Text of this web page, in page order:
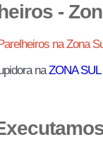
-
naZONA SUL